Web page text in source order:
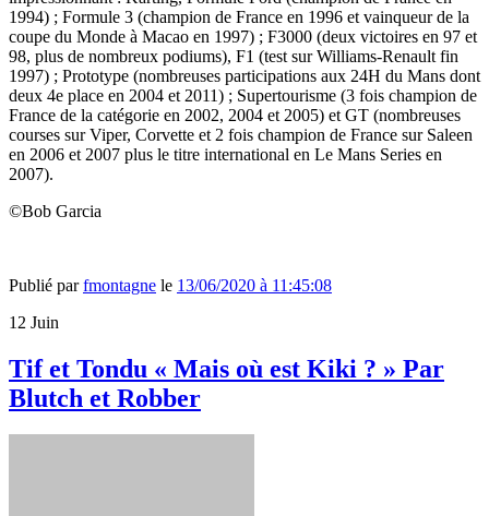
1994) ; Formule 3 (champion de France en 1996 et vainqueur de la
coupe du Monde à Macao en 1997) ; F3000 (deux victoires en 97 et
98, plus de nombreux podiums), F1 (test sur Williams-Renault fin
1997) ; Prototype (nombreuses participations aux 24H du Mans dont
deux 4e place en 2004 et 2011) ; Supertourisme (3 fois champion de
France de la catégorie en 2002, 2004 et 2005) et GT (nombreuses
courses sur Viper, Corvette et 2 fois champion de France sur Saleen
en 2006 et 2007 plus le titre international en Le Mans Series en
2007).
©Bob Garcia
Publié parfmontagne le 13/06/2020 à 11:45:08
12 Juin
Tif et Tondu « Mais où est Kiki ? » Par
Blutch et Robber